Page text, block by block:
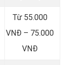
Từ 55.000
VNĐ – 75.000
VNĐ